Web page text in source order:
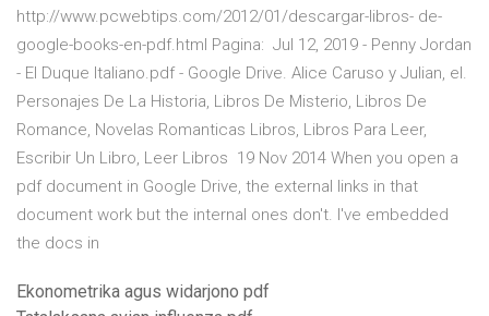
http://www.pcwebtips.com/2012/01/descargar-libros- de-
google-books-en-pdf.html Pagina: Jul 12, 2019 - Penny Jordan
- El Duque Italiano.pdf - Google Drive. Alice Caruso y Julian, el.
Personajes De La Historia, Libros De Misterio, Libros De
Romance, Novelas Romanticas Libros, Libros Para Leer,
Escribir Un Libro, Leer Libros 19 Nov 2014 When you open a
pdf document in Google Drive, the external links in that
document work but the internal ones don't. I've embedded
the docs in
Ekonometrika agus widarjono pdf